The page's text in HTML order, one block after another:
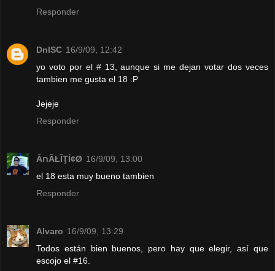
Responder
DnlSC 16/9/09, 12:42
yo voto por el # 13, aunque si me dejan votar dos veces
tambien me gusta el 18 :P
Jejeje
Responder
ÂחÃŁÎŢÍ¢Ø 16/9/09, 13:00
el 18 esta muy bueno tambien
Responder
Alvaro 16/9/09, 13:29
Todos están bien buenos, pero hay que elegir, así que
escojo el #16.